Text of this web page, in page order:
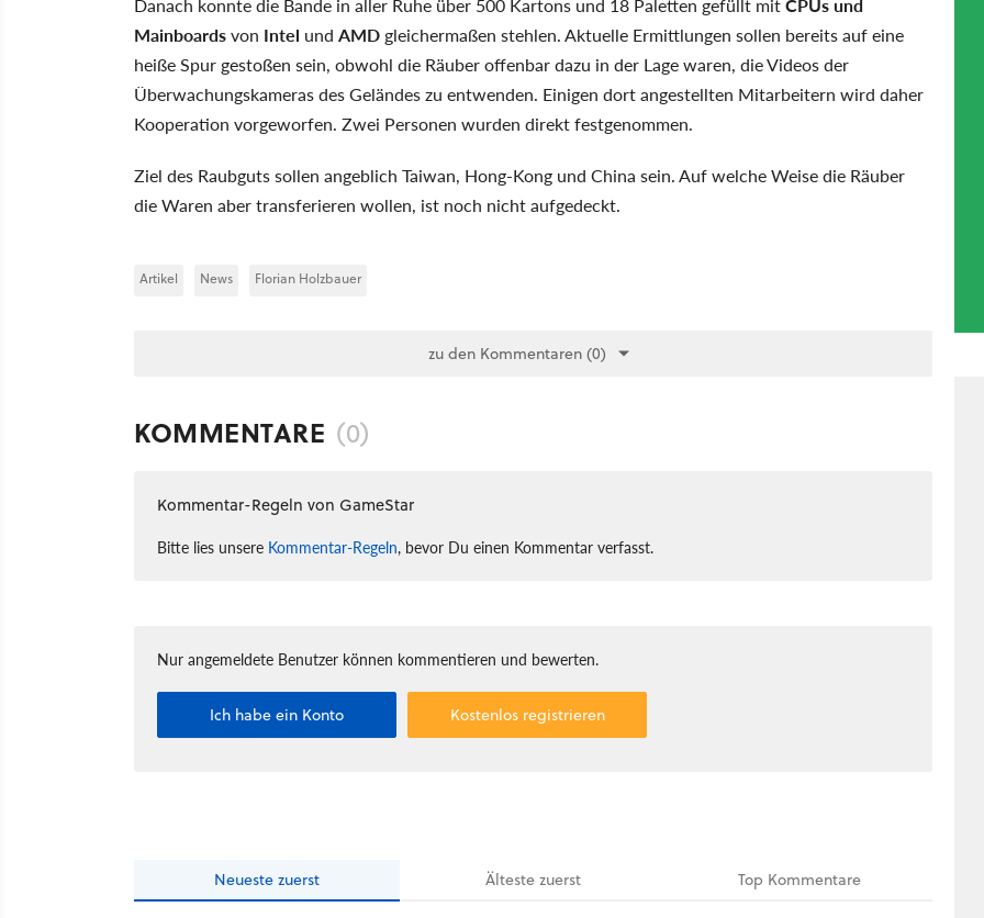
Mainboardsvon Intel und AMD gleichermaßen stehlen. Aktuelle Ermittlungen sollen bereits auf eine
heiße Spur gestoßen sein, obwohl die Räuber offenbar dazu in der Lage waren, die Videos der
Überwachungskameras des Geländes zu entwenden. Einigen dort angestellten Mitarbeitern wird daher
Kooperation vorgeworfen. Zwei Personen wurden direkt festgenommen.
Ziel des Raubguts sollen angeblich Taiwan, Hong-Kong und China sein. Auf welche Weise die Räuber
die Waren aber transferieren wollen, ist noch nicht aufgedeckt.
Artikel News Florian Holzbauer
zu den Kommentaren (0)
KOMMENTARE (0)
Kommentar-Regeln von GameStar
Bitte lies unsere Kommentar-Regeln, bevor Du einen Kommentar verfasst.
Nur angemeldete Benutzer können kommentieren und bewerten.
Ich habe ein Konto Kostenlos registrieren
Neueste zuerst Ältestezuerst Top Kommentare